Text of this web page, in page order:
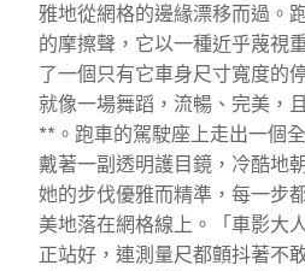
雅地從網格的邊緣漂移而過。
的摩擦聲，它以一種近乎蔑視
了一個只有它車身尺寸寬度的
就像一場舞蹈，流暢、完美，
**。跑車的駕駛座上走出一個
戴著一副透明護目鏡，冷酷地
她的步伐優雅而精準，每一步
美地落在網格線上。「車影大
正站好，連測量尺都顫抖著不